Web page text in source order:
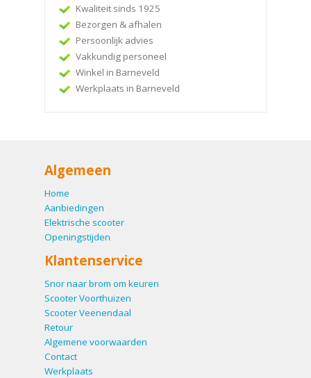
Kwaliteit sinds 1925
Bezorgen & afhalen
Persoonlijk advies
Vakkundig personeel
Winkel in Barneveld
Werkplaats in Barneveld
Algemeen
Home
Aanbiedingen
Elektrische scooter
Openingstijden
Klantenservice
Snor naar brom om keuren
Scooter Voorthuizen
Scooter Veenendaal
Retour
Algemene voorwaarden
Contact
Werkplaats